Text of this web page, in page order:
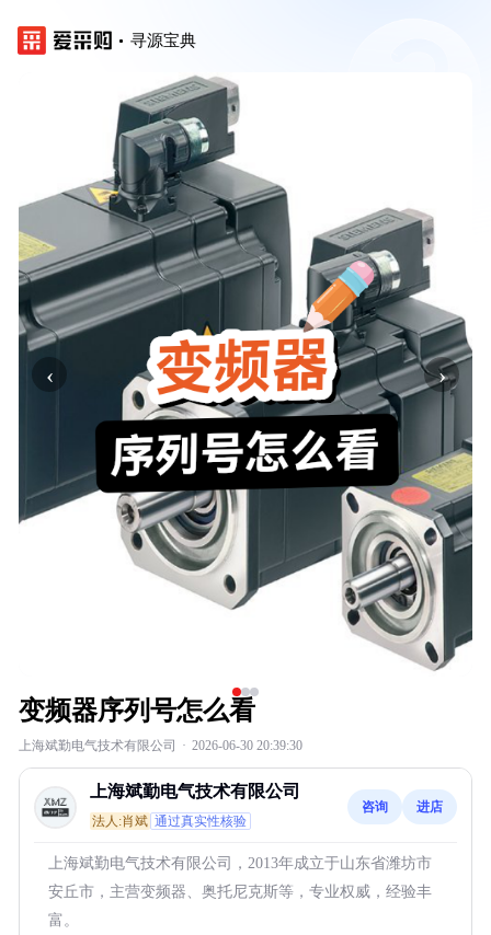
寻源宝典
‹ ›
变频器序列号怎么看
上海斌勤电气技术有限公司 · 2026-06-30 20:39:30
上海斌勤电气技术有限公司
法人:肖斌 通过真实性核验
咨询 进店
上海斌勤电气技术有限公司，2013年成立于山东省潍坊市
安丘市，主营变频器、奥托尼克斯等，专业权威，经验丰
富。